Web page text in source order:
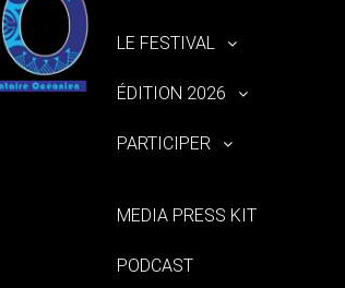
LE FESTIVAL
ÉDITION 2026
PARTICIPER
MEDIA PRESS KIT
PODCAST